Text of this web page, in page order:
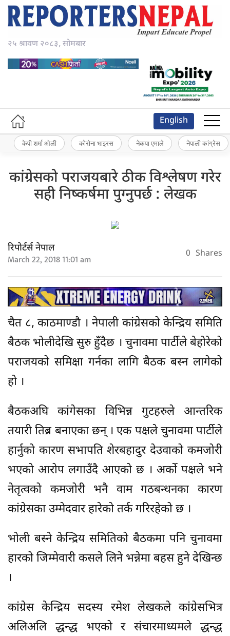
२५ श्रावण २०८३, सोमबार
English
केपी शर्मा ओली कोरोना भाइरस नेकपा एमाले नेपाली कांग्रेस
कांग्रेसको पराजयबारे ठीक विश्लेषण गरेर
सही निष्कर्षमा पुग्नुपर्छ : लेखक
रिपोर्टर्स नेपाल
March 22, 2018 11:01 am 0 Shares
चैत ८, काठमाण्डौ । नेपाली कांग्रेसको केन्द्रिय समिति
बैठक भोलीदेखि सुरु हुँदैछ । चुनावमा पार्टीले बेहोरेको
पराजयको समिक्षा गर्नका लागि बैठक बस्न लागेको
हो ।
बैठकअघि कांगेसका विभिन्न गुटहरुले आन्तरिक
तयारी तिब्र बनाएका छन् । एक पक्षले चुनावमा पार्टीले
हार्नुको कारण सभापति शेरबहादुर देउवाको कमजोरी
भएको आरोप लगाउँदै आएको छ । अर्को पक्षले भने
नेतृत्वको कमजोरी भनै वाम गठबन्धनका कारण
कांग्रेसका उम्मेदवार हारेको तर्क गरिरहेको छ ।
भोली बस्ने केन्द्रिय समितिको बैठकमा पनि चुनावमा
हारको जिम्मेवारी कसले लिने भन्नेमा बहस हुने देखिन्छ
।
कांग्रेस केन्द्रिय सदस्य रमेश लेखकले कांग्रेसभित्र
अलिअलि द्धन्द्ध भएको र संचारमाध्यमले द्धन्द्ध